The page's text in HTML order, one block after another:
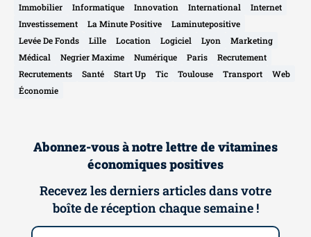
Immobilier
Informatique Innovation International
Internet
Investissement
La Minute Positive
Laminutepositive
Levée De Fonds
Lille Location Logiciel Lyon
Marketing
Médical
Negrier Maxime Numérique Paris
Recrutement
Recrutements
Santé Start Up Tic Toulouse Transport
Web
Économie
Abonnez-vous à notre lettre de vitamines
économiques positives
Recevez les derniers articles dans votre
boîte de réception chaque semaine !